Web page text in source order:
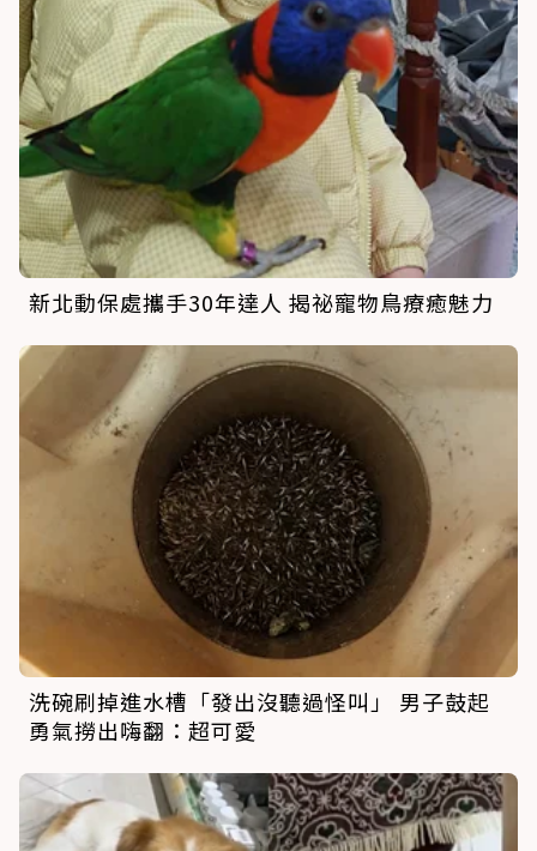
新北動保處攜手30年達人 揭祕寵物鳥療癒魅力
洗碗刷掉進水槽「發出沒聽過怪叫」 男子鼓起
勇氣撈出嗨翻：超可愛